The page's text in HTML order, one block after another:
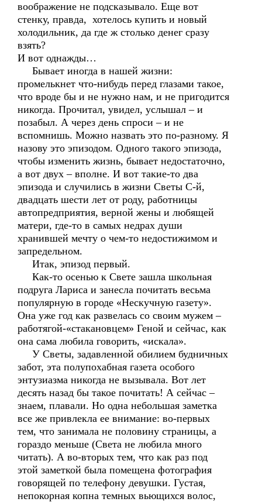
воображение не подсказывало. Еще вот
стенку, правда, хотелось купить и новый
холодильник, да где ж столько денег сразу
взять?
И вот однажды…
Бывает иногда в нашей жизни:
промелькнет что-нибудь перед глазами такое,
что вроде бы и не нужно нам, и не пригодится
никогда. Прочитал, увидел, услышал – и
позабыл. А через день спроси – и не
вспомнишь. Можно назвать это по-разному. Я
назову это эпизодом. Одного такого эпизода,
чтобы изменить жизнь, бывает недостаточно,
а вот двух – вполне. И вот такие-то два
эпизода и случились в жизни Светы С-й,
двадцать шести лет от роду, работницы
автопредприятия, верной жены и любящей
матери, где-то в самых недрах души
хранившей мечту о чем-то недостижимом и
запредельном.
Итак, эпизод первый.
Как-то осенью к Свете зашла школьная
подруга Лариса и занесла почитать весьма
популярную в городе «Нескучную газету».
Она уже год как развелась со своим мужем –
работягой-«стакановцем» Геной и сейчас, как
она сама любила говорить, «искала».
У Светы, задавленной обилием будничных
забот, эта полупохабная газета особого
энтузиазма никогда не вызывала. Вот лет
десять назад бы такое почитать! А сейчас –
знаем, плавали. Но одна небольшая заметка
все же привлекла ее внимание: во-первых
тем, что занимала не половину страницы, а
гораздо меньше (Света не любила много
читать). А во-вторых тем, что как раз под
этой заметкой была помещена фотография
говорящей по телефону девушки. Густая,
непокорная копна темных вьющихся волос,